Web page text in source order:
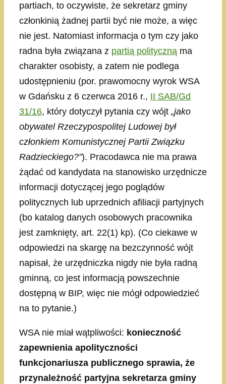
partiach, to oczywiste, że sekretarz gminy
członkinią żadnej partii być nie może, a więc
nie jest. Natomiast informacja o tym czy jako
radna była związana z partią polityczną ma
charakter osobisty, a zatem nie podlega
udostępnieniu (por. prawomocny wyrok WSA
w Gdańsku z 6 czerwca 2016 r., II SAB/Gd
31/16, który dotyczył pytania czy wójt „jako
obywatel Rzeczypospolitej Ludowej był
członkiem Komunistycznej Partii Związku
Radzieckiego?”). Pracodawca nie ma prawa
żądać od kandydata na stanowisko urzędnicze
informacji dotyczącej jego poglądów
politycznych lub uprzednich afiliacji partyjnych
(bo katalog danych osobowych pracownika
jest zamknięty, art. 22(1) kp). (Co ciekawe w
odpowiedzi na skargę na bezczynność wójt
napisał, że urzędniczka nigdy nie była radną
gminną, co jest informacją powszechnie
dostępną w BIP, więc nie mógł odpowiedzieć
na to pytanie.)
WSA nie miał wątpliwości: konieczność
zapewnienia apolityczności
funkcjonariusza publicznego sprawia, że
przynależność partyjna sekretarza gminy